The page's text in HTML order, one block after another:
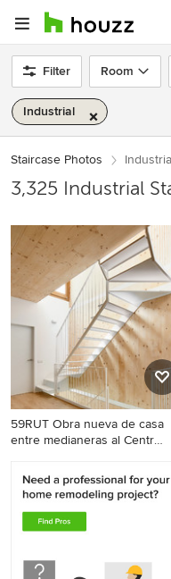
Filter Room
Industrial
Staircase Photos
3,325 Industrial
59RUT Obra nueva de casa
entre medianeras al Centro